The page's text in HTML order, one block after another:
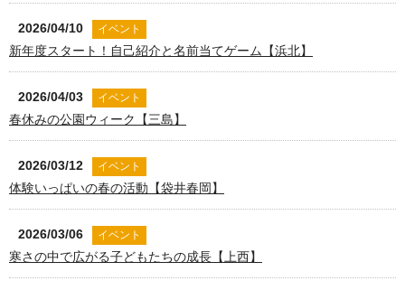
2026/04/10 イベント
新年度スタート！自己紹介と名前当てゲーム【浜北】
2026/04/03 イベント
春休みの公園ウィーク【三島】
2026/03/12 イベント
体験いっぱいの春の活動【袋井春岡】
2026/03/06 イベント
寒さの中で広がる子どもたちの成長【上西】